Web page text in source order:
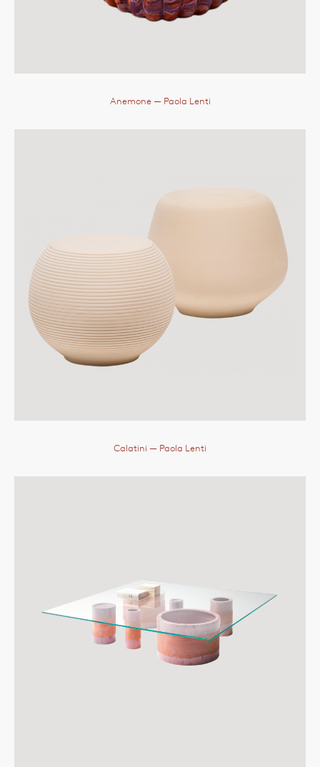
Anemone — Paola Lenti
Calatini — Paola Lenti